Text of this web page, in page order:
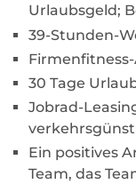
Urlaubsgeld;
39-Stunden-
30 Tage
Jobrad-
Ein positives
Team, das